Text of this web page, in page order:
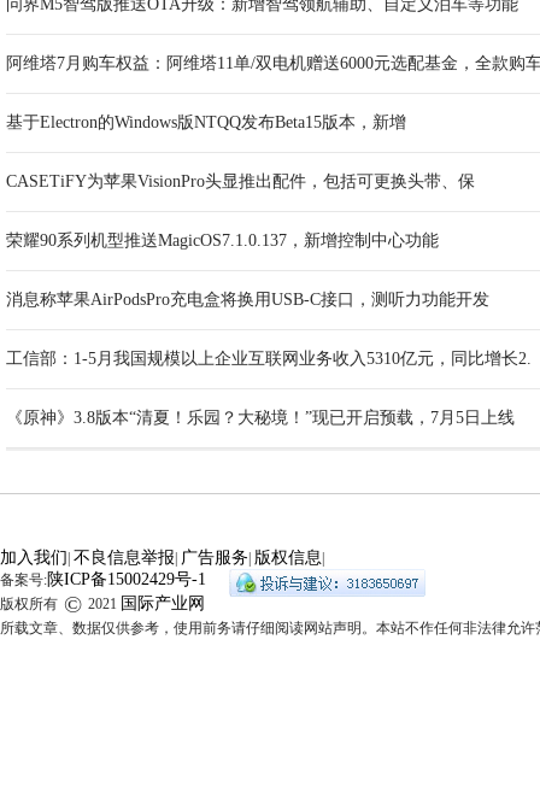
问界M5智驾版推送OTA升级：新增智驾领航辅助、自定义泊车等功能
阿维塔7月购车权益：阿维塔11单/双电机赠送6000元选配基金，全款购
基于Electron的Windows版NTQQ发布Beta15版本，新增
CASETiFY为苹果VisionPro头显推出配件，包括可更换头带、保
荣耀90系列机型推送MagicOS7.1.0.137，新增控制中心功能
消息称苹果AirPodsPro充电盒将换用USB-C接口，测听力功能开发
工信部：1-5月我国规模以上企业互联网业务收入5310亿元，同比增长2.
《原神》3.8版本“清夏！乐园？大秘境！”现已开启预载，7月5日上线
加入我们 不良信息举报 广告服务 版权信息
备案号:陕ICP备15002429号-1
版权所有 © 2021 国际产业网
所载文章、数据仅供参考，使用前务请仔细阅读网站声明。本站不作任何非法律允许